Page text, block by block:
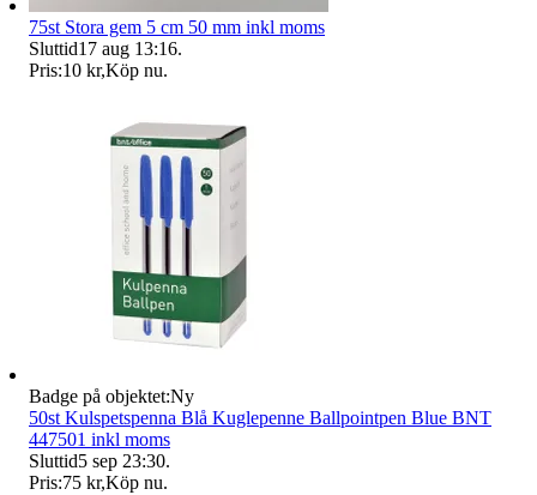
75st Stora gem 5 cm 50 mm inkl moms
Sluttid17 aug 13:16.
Pris:10 kr,Köp nu.
Badge på objektet:Ny
50st Kulspetspenna Blå Kuglepenne Ballpointpen Blue BNT
447501 inkl moms
Sluttid5 sep 23:30.
Pris:75 kr,Köp nu.